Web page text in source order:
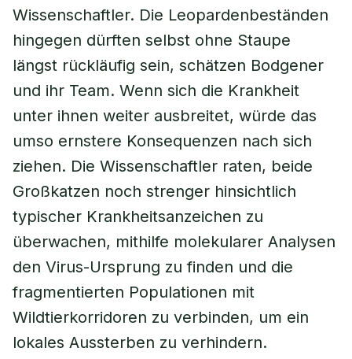
Wissenschaftler. Die Leopardenbeständen
hingegen dürften selbst ohne Staupe
längst rückläufig sein, schätzen Bodgener
und ihr Team. Wenn sich die Krankheit
unter ihnen weiter ausbreitet, würde das
umso ernstere Konsequenzen nach sich
ziehen. Die Wissenschaftler raten, beide
Großkatzen noch strenger hinsichtlich
typischer Krankheitsanzeichen zu
überwachen, mithilfe molekularer Analysen
den Virus-Ursprung zu finden und die
fragmentierten Populationen mit
Wildtierkorridoren zu verbinden, um ein
lokales Aussterben zu verhindern.